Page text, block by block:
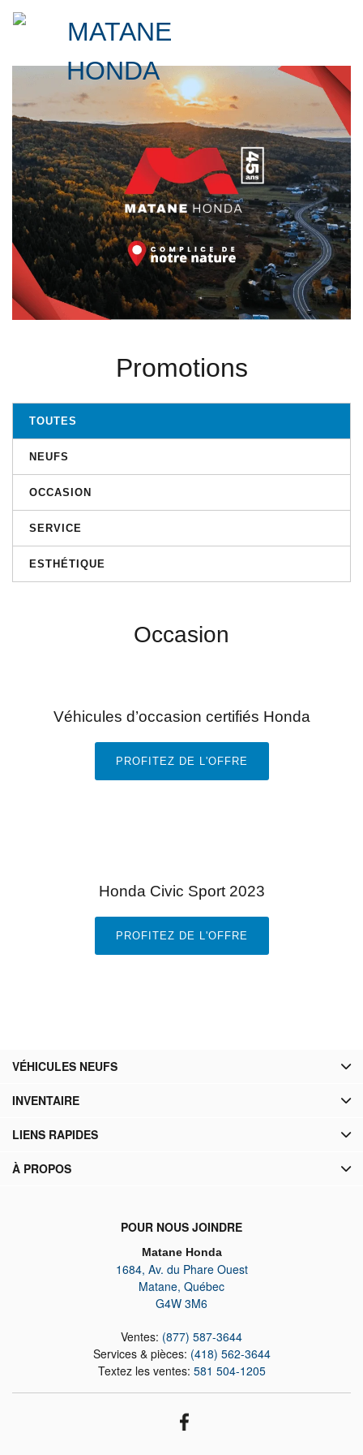
Promotions
TOUTES
NEUFS
OCCASION
SERVICE
ESTHÉTIQUE
Occasion
Véhicules d’occasion certifiés Honda
PROFITEZ DE L'OFFRE
Honda Civic Sport 2023
PROFITEZ DE L'OFFRE
POUR NOUS JOINDRE
Matane Honda
1684, Av. du Phare Ouest
Matane, Québec
G4W 3M6
Ventes: (877) 587-3644
Services & pièces: (418) 562-3644
Textez les ventes: 581 504-1205
VÉHICULES NEUFS
INVENTAIRE
LIENS RAPIDES
À PROPOS